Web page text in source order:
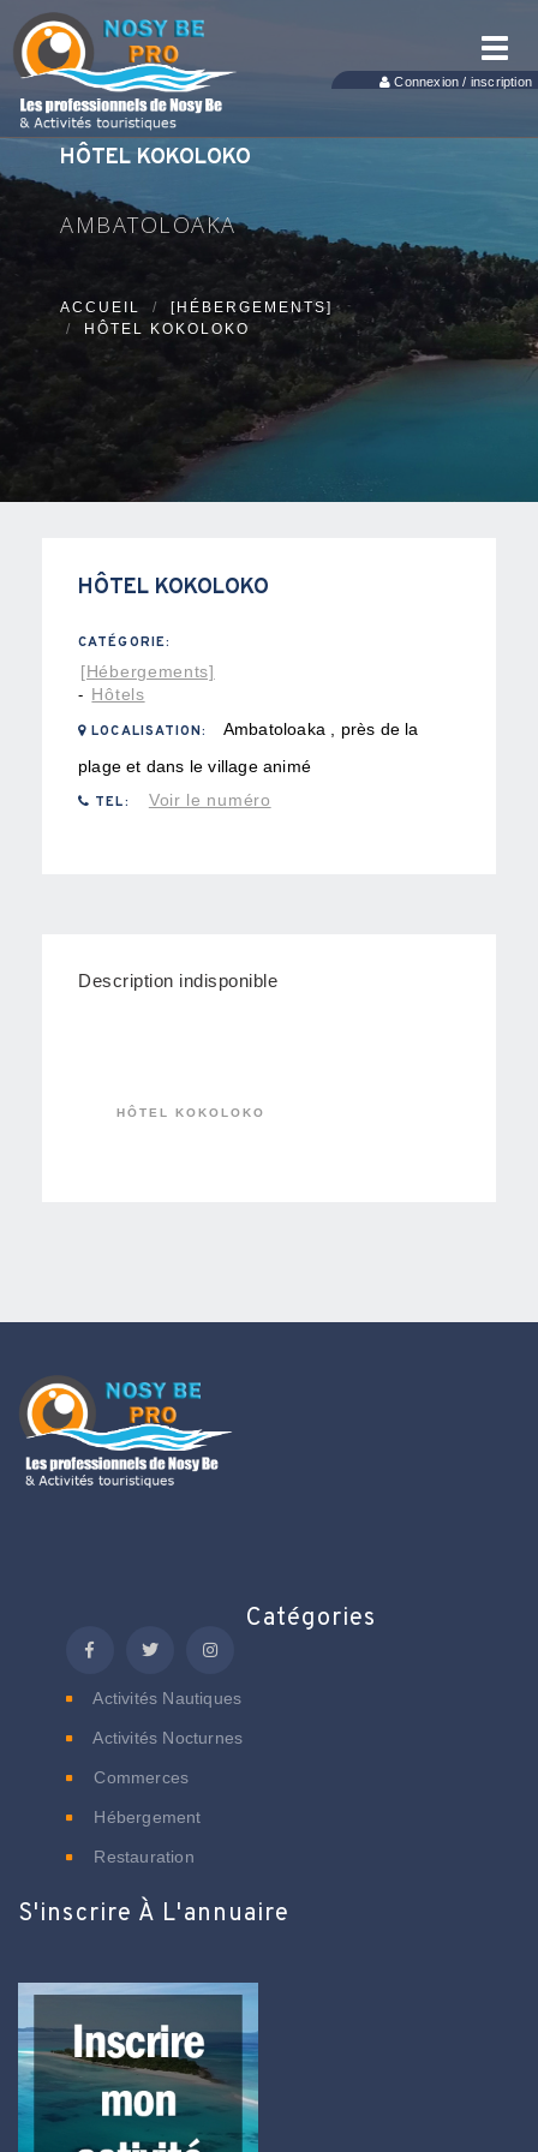
Connexion / inscription
HÔTEL KOKOLOKO
AMBATOLOAKA
ACCUEIL
[HÉBERGEMENTS]
HÔTEL KOKOLOKO
HÔTEL KOKOLOKO
CATÉGORIE:
[Hébergements]
- Hôtels
LOCALISATION:
Ambatoloaka , près de la
plage et dans le village animé
TEL: Voir le numéro
Description indisponible
HÔTEL KOKOLOKO
Catégories
Activités Nautiques
Activités Nocturnes
Commerces
Hébergement
Restauration
S'inscrire À L'annuaire